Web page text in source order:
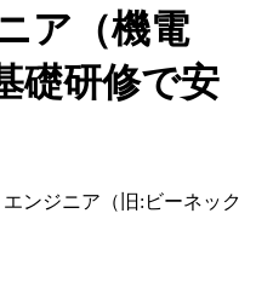
ア（機電
礎研修で安
ンジニア（旧:ビーネック